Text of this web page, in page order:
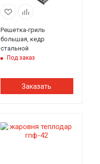
Решетка-гриль
большая, кедр
стальной
Под заказ
Заказать